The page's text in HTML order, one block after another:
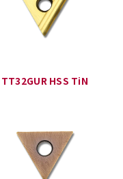
TT32GUR HSS TiN